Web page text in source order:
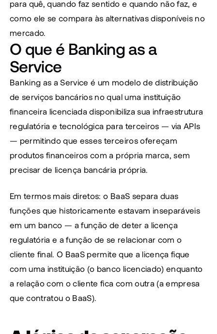
para quê, quando faz sentido e quando não faz, e
como ele se compara às alternativas disponíveis no
mercado.
O que é Banking as a
Service
Banking as a Service é um modelo de distribuição
de serviços bancários no qual uma instituição
financeira licenciada disponibiliza sua infraestrutura
regulatória e tecnológica para terceiros — via APIs
— permitindo que esses terceiros ofereçam
produtos financeiros com a própria marca, sem
precisar de licença bancária própria.
Em termos mais diretos: o BaaS separa duas
funções que historicamente estavam inseparáveis
em um banco — a função de deter a licença
regulatória e a função de se relacionar com o
cliente final. O BaaS permite que a licença fique
com uma instituição (o banco licenciado) enquanto
a relação com o cliente fica com outra (a empresa
que contratou o BaaS).